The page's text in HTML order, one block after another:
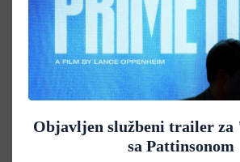
Objavljen službeni trailer
sa Pattinsonom